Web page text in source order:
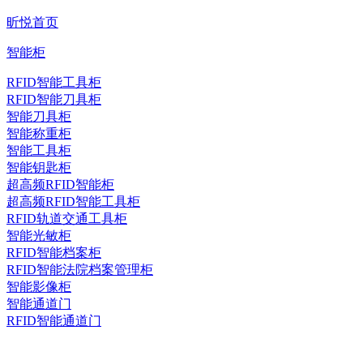
昕悦首页
智能柜
RFID智能工具柜
RFID智能刀具柜
智能刀具柜
智能称重柜
智能工具柜
智能钥匙柜
超高频RFID智能柜
超高频RFID智能工具柜
RFID轨道交通工具柜
智能光敏柜
RFID智能档案柜
RFID智能法院档案管理柜
智能影像柜
智能通道门
RFID智能通道门